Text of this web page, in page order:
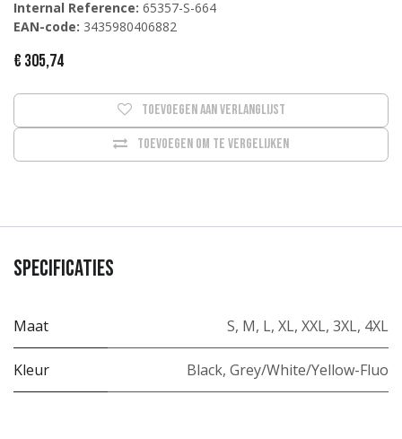
Internal Reference: 65357-S-664
EAN-code: 3435980406882
€ 305,74
Toevoegen om te vergelijken
Toevoegen aan verlanglijst
Specificaties
Maat S, M, L, XL, XXL, 3XL, 4XL
Kleur Black, Grey/White/Yellow-Fluo